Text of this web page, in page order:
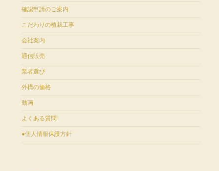
確認申請のご案内
こだわりの植栽工事
会社案内
通信販売
業者選び
外構の価格
動画
よくある質問
●個人情報保護方針